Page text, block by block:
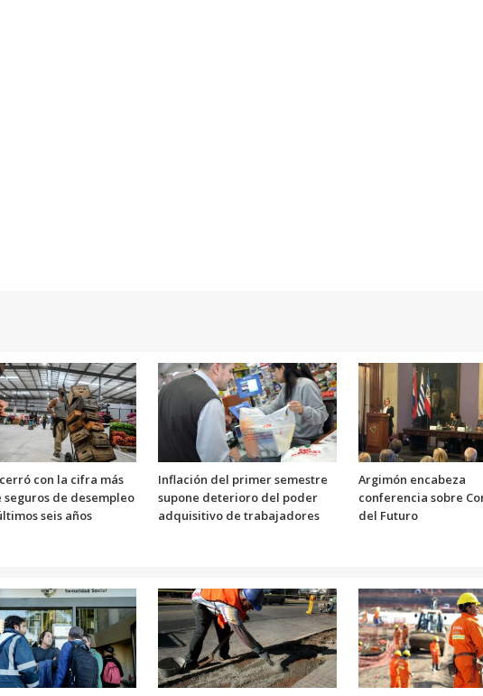
cerró con la cifra más
seguros de desempleo
seis años
Inflación del primer semestre
supone deterioro del poder
adquisitivo de trabajadores
Argimón encabeza
conferencia sobre
del Futuro